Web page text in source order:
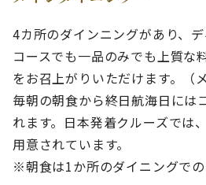
4カ所のダインニングがあり、
コースでも一品のみでも上質な
をお召上がりいただけます。（
毎朝の朝食から終日航海日には
れます。日本発着クルーズでは
用意されています。
※朝食は1か所のダイニングでの